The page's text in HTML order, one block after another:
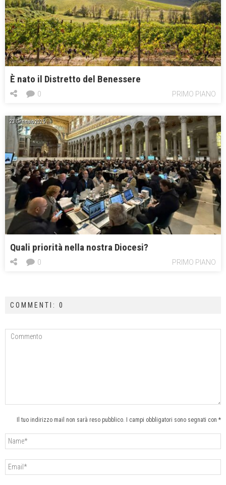
È nato il Distretto del Benessere
PRIMO PIANO
0
23 Gennaio 2025
Quali priorità nella nostra Diocesi?
PRIMO PIANO
0
COMMENTI: 0
Il tuo indirizzo mail non sarà reso pubblico. I campi obbligatori sono segnati con *